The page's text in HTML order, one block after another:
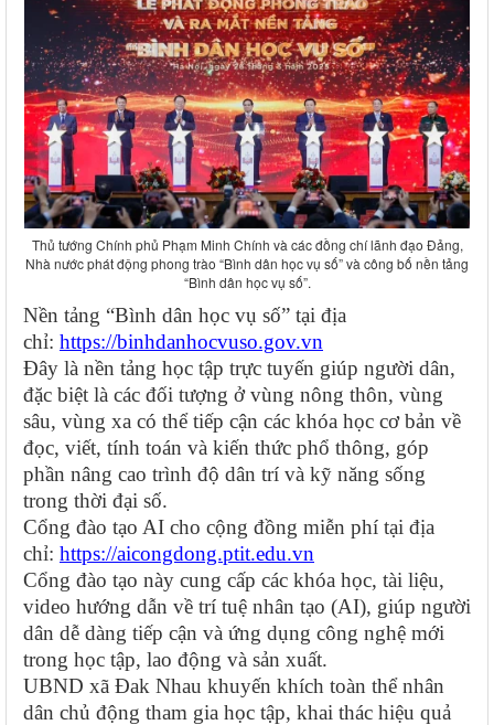
Thủ tướng Chính phủ Phạm Minh Chính và các đồng chí lãnh đạo Đảng,
Nhà nước phát động phong trào “Bình dân học vụ số” và công bố nền tảng
“Bình dân học vụ số”.
Nền tảng “Bình dân học vụ số” tại địa
chỉ: https://binhdanhocvuso.gov.vn
Đây là nền tảng học tập trực tuyến giúp người dân,
đặc biệt là các đối tượng ở vùng nông thôn, vùng
sâu, vùng xa có thể tiếp cận các khóa học cơ bản về
đọc, viết, tính toán và kiến thức phổ thông, góp
phần nâng cao trình độ dân trí và kỹ năng sống
trong thời đại số.
Cổng đào tạo AI cho cộng đồng miễn phí tại địa
chỉ: https://aicongdong.ptit.edu.vn
Cổng đào tạo này cung cấp các khóa học, tài liệu,
video hướng dẫn về trí tuệ nhân tạo (AI), giúp người
dân dễ dàng tiếp cận và ứng dụng công nghệ mới
trong học tập, lao động và sản xuất.
UBND xã Đak Nhau khuyến khích toàn thể nhân
dân chủ động tham gia học tập, khai thác hiệu quả